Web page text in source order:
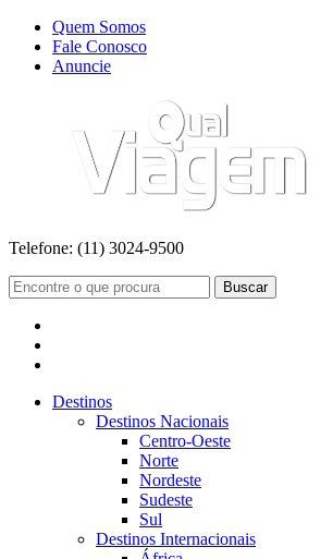
Quem Somos
Fale Conosco
Anuncie
Telefone: (11) 3024-9500
Buscar
Destinos
Destinos Nacionais
Centro-Oeste
Norte
Nordeste
Sudeste
Sul
Destinos Internacionais